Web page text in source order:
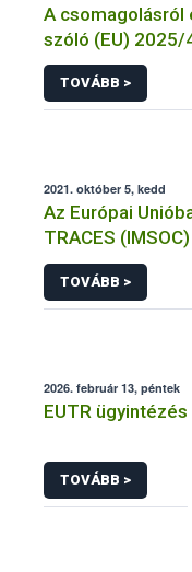
A csomagolásról
szóló (EU)
élelmiszerekkel
szóló 1169/
TOVÁBB >
2021. október 5, kedd
Az Európai
TRACES
Egészségügyi
(angolul: CHEDD)
TOVÁBB >
2026. február 13, péntek
EUTR ügyintézés
TOVÁBB >